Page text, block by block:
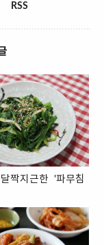
RSS
짝지근한 '파무침